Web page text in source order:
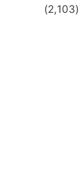
(2,103)